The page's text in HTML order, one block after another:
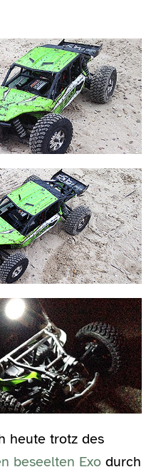
heute trotz des
beseelten Exo durch